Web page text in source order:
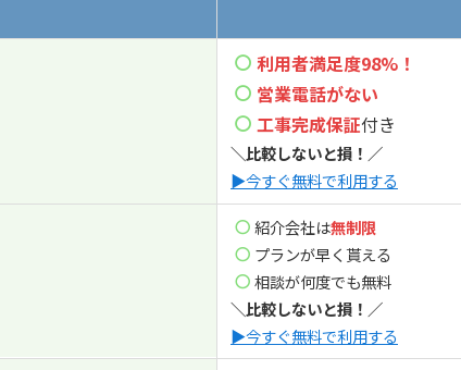
利用者満足度98%！
営業電話がない
工事完成保証付き
＼比較しないと損！／
▶今すぐ無料で利用する
紹介会社は無制限
プランが早く貰える
相談が何度でも無料
＼比較しないと損！／
▶今すぐ無料で利用する